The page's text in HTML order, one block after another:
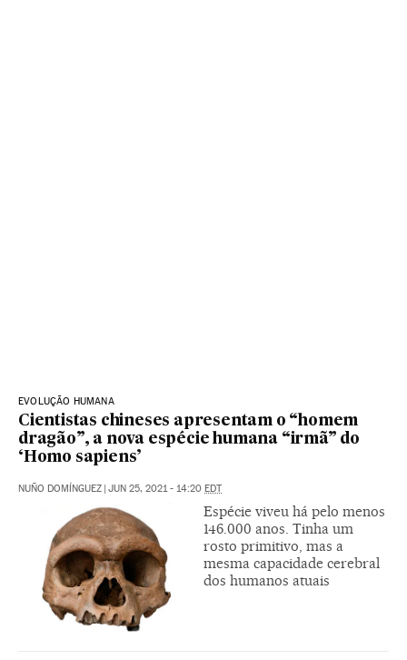
EVOLUÇÃO HUMANA
Cientistas chineses apresentam o “homem
dragão”, a nova espécie humana “irmã” do
‘Homo sapiens’
NUÑO DOMÍNGUEZ JUN 25, 2021 - 14:20 EDT
Espécie viveu há pelo menos
146.000 anos. Tinha um
rosto primitivo, mas a
mesma capacidade cerebral
dos humanos atuais